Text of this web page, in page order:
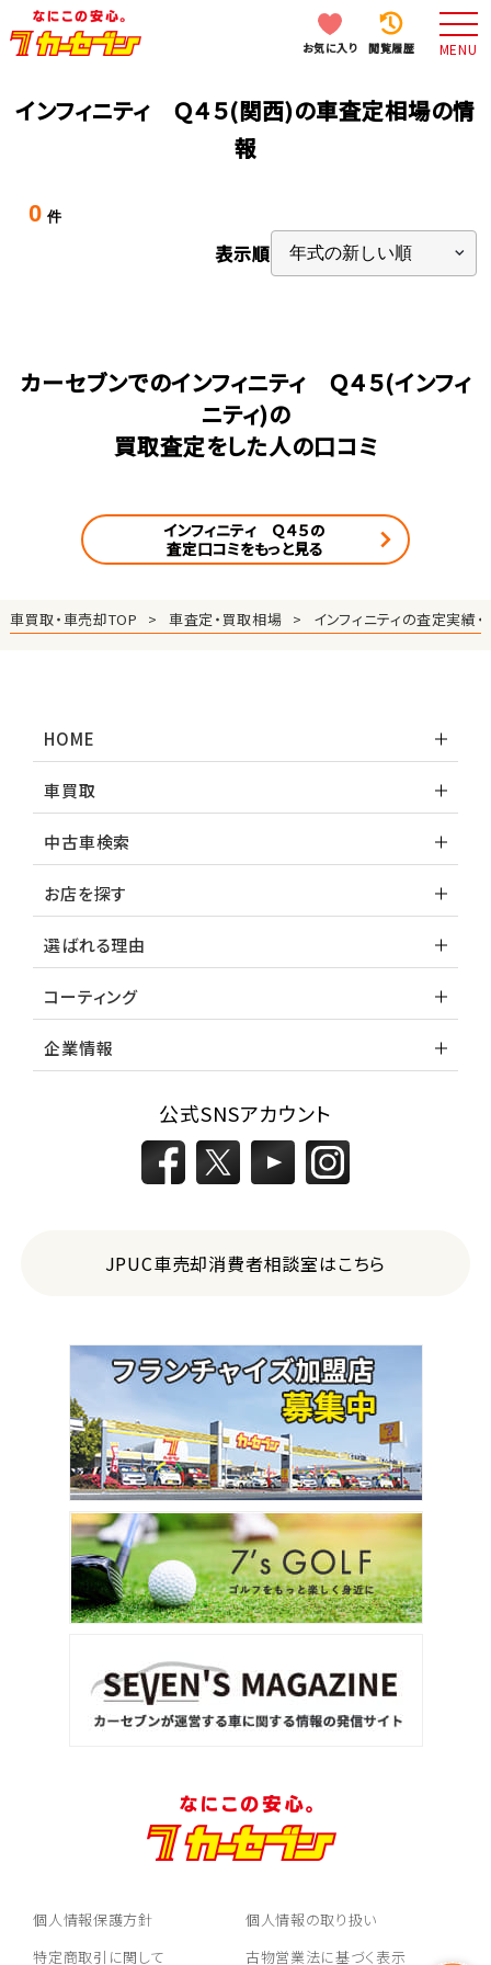
お気に入り 閲覧履歴 MENU
インフィニティ Ｑ４５(関西)の車査定相場の情
報
0 件
表示順
カーセブンでのインフィニティ Ｑ４５(インフィ
ニティ)の
買取査定をした人の口コミ
インフィニティ Ｑ４５の
査定口コミをもっと見る
車買取・車売却TOP 車査定・買取相場 インフィニティの査定実績
HOME
車買取
中古車検索
お店を探す
選ばれる理由
コーティング
企業情報
公式SNSアカウント
JPUC車売却消費者相談室はこちら
個人情報保護方針
個人情報の取り扱い
特定商取引に関して
古物営業法に基づく表示